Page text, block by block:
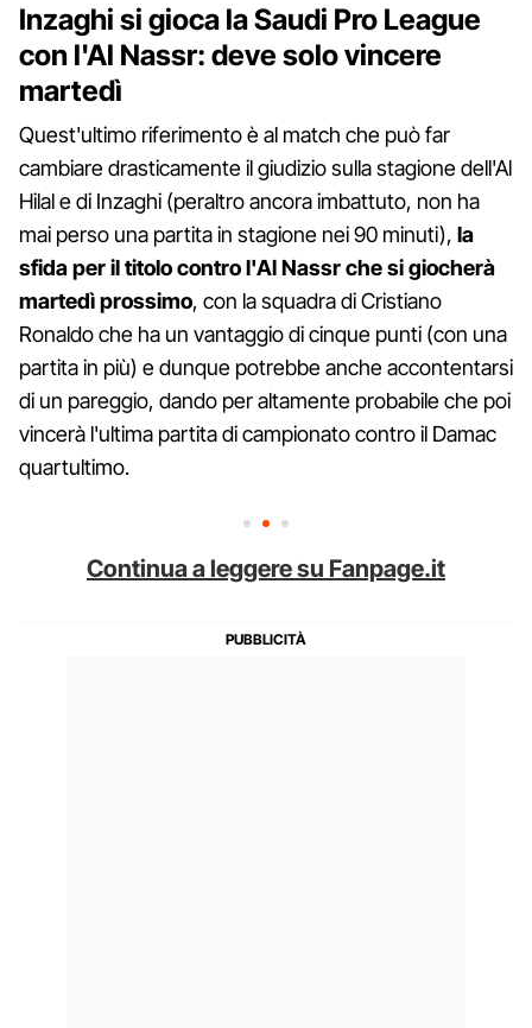
Inzaghi si gioca la Saudi Pro League
con l'Al Nassr: deve solo vincere
martedì
Quest'ultimo riferimento è al match che può far
cambiare drasticamente il giudizio sulla stagione dell'Al
Hilal e di Inzaghi (peraltro ancora imbattuto, non ha
mai perso una partita in stagione nei 90 minuti), la
sfida per il titolo contro l'Al Nassr che si giocherà
martedì prossimo, con la squadra di Cristiano
Ronaldo che ha un vantaggio di cinque punti (con una
partita in più) e dunque potrebbe anche accontentarsi
di un pareggio, dando per altamente probabile che poi
vincerà l'ultima partita di campionato contro il Damac
quartultimo.
Continua a leggere su Fanpage.it